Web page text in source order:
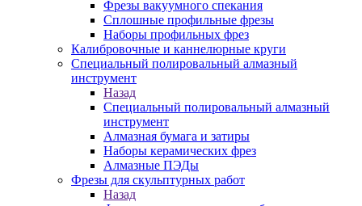
Фрезы вакуумного спекания
Сплошные профильные фрезы
Наборы профильных фрез
Калибровочные и каннелюрные круги
Специальный полировальный алмазный
инструмент
Назад
Специальный полировальный алмазный
инструмент
Алмазная бумага и затиры
Наборы керамических фрез
Алмазные ПЭДы
Фрезы для скульптурных работ
Назад